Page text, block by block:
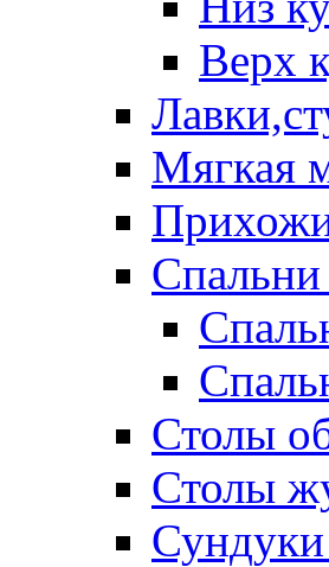
Верх
Мягкая
Столы
Столы